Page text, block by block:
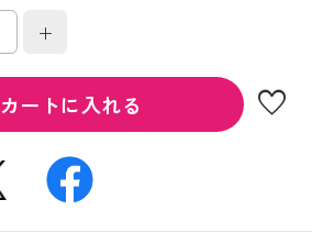
+
カートに入れる favorite